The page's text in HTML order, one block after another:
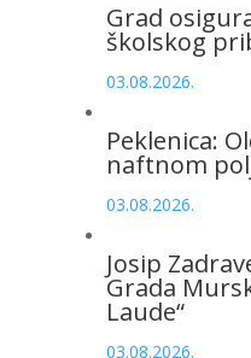
Grad
školskog
03.08.2026.
Peklenica:
naftnom
03.08.2026.
Josip
Grada
Laude“
03.08.2026.